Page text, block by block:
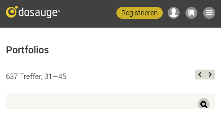
Registrieren
Portfolios
637 Treffer, 31—45: